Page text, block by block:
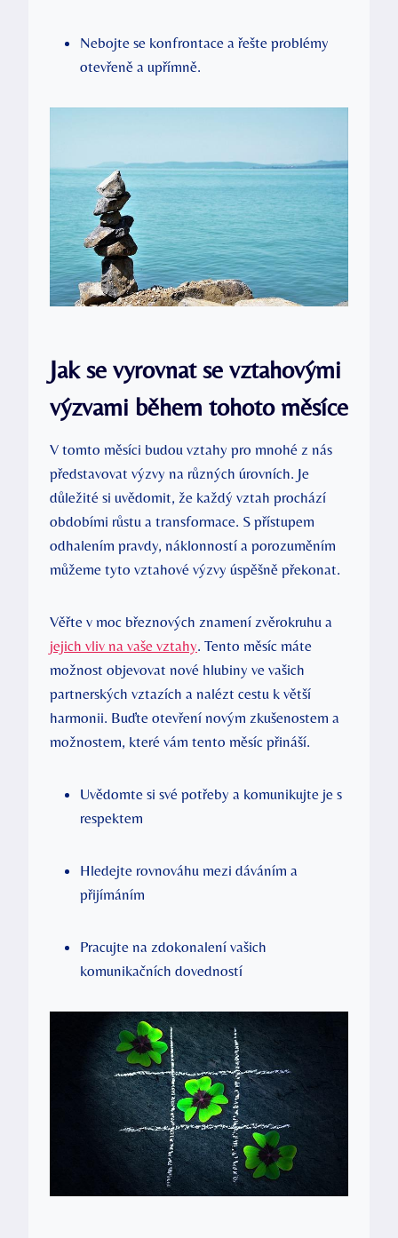
Nebojte se konfrontace a řešte problémy
otevřeně a upřímně.
Jak se vyrovnat se vztahovými
výzvami během tohoto měsíce
V tomto měsíci budou vztahy pro mnohé z nás
představovat výzvy na různých úrovních. Je
důležité si uvědomit, že každý vztah prochází
obdobími růstu a transformace. S přístupem
odhalením pravdy, náklonností a porozuměním
můžeme tyto vztahové výzvy úspěšně překonat.
Věřte v moc březnových znamení zvěrokruhu a
jejich vliv na vaše vztahy. Tento měsíc máte
možnost objevovat nové hlubiny ve vašich
partnerských vztazích a nalézt cestu k větší
harmonii. Buďte otevření novým zkušenostem a
možnostem, které vám tento měsíc přináší.
Uvědomte si své potřeby a komunikujte je s
respektem
Hledejte rovnováhu mezi dáváním a
přijímáním
Pracujte na zdokonalení vašich
komunikačních dovedností